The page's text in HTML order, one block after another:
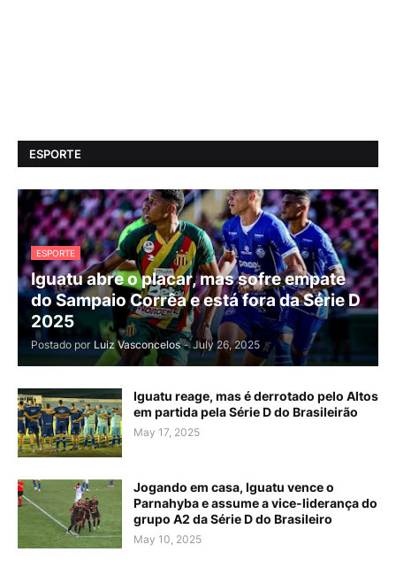
ESPORTE
ESPORTE
Iguatu abre o placar, mas sofre empate
do Sampaio Corrêa e está fora da Série D
2025
Postado por Luiz Vasconcelos - July 26, 2025
Iguatu reage, mas é derrotado pelo Altos
em partida pela Série D do Brasileirão
May 17, 2025
Jogando em casa, Iguatu vence o
Parnahyba e assume a vice-liderança do
grupo A2 da Série D do Brasileiro
May 10, 2025